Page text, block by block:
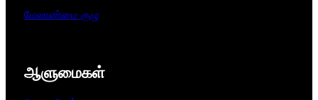
மேலாண்மை குழு
ஆளுமைகள்​